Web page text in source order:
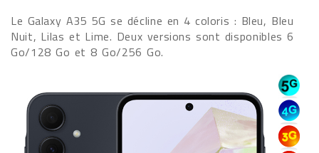
Le Galaxy A35 5G se décline en 4 coloris : Bleu, Bleu
Nuit, Lilas et Lime. Deux versions sont disponibles 6
Go/128 Go et 8 Go/256 Go.